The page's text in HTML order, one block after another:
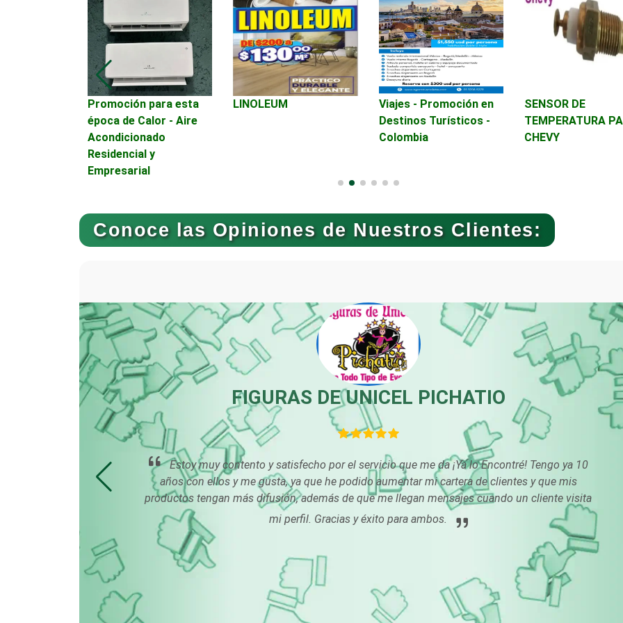
Asociaciones
Empresariales
Audio, Sonido e
Iluminación
Audios para
Autobuses Automatización
Automóviles
Usados
Autopartes Eléctricas
Bancos Banquetes Bares y Cantinas
Bordados y Estampados Boutiques Buceo
Cafeterías Cajas de Ahorro Cámaras de
Camiones para Fletes Cancelería de Aluminio Capacitación
Carnicerías Carpinterías Centros
Centros de
Espectáculos
Centros de Nutrición Centros Turísticos
Clínicas de Belleza
Promoción para esta
época de Calor - Aire
Acondicionado
Residencial y
Empresarial
LINOLEUM
Viajes - Promoción en
Destinos Turísticos -
Colombia
SENSOR DE
TEMPERATURA
CHEVY
Conoce las Opiniones de Nuestros Clientes:
FIGURAS DE UNICEL PICHATIO
Estoy muy contento y satisfecho por el servicio que me da ¡Ya lo Encontré! Tengo ya 10
años con ellos y me gusta, ya que he podido aumentar mi cartera de clientes y que mis
productos tengan más difusión, además de que me llegan mensajes cuando un cliente visita
mi perfil. Gracias y éxito para ambos.